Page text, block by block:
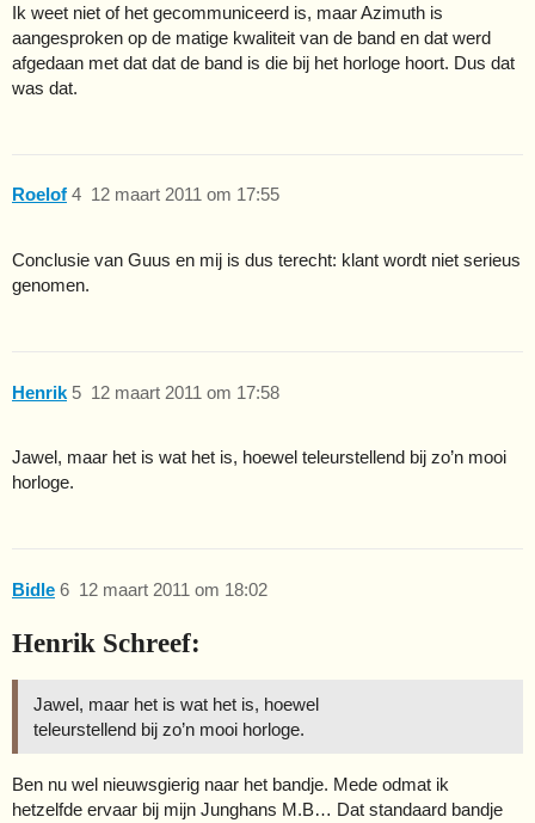
Ik weet niet of het gecommuniceerd is, maar Azimuth is
aangesproken op de matige kwaliteit van de band en dat werd
afgedaan met dat dat de band is die bij het horloge hoort. Dus dat
was dat.
Roelof 12 maart 2011 om 17:55
4
Conclusie van Guus en mij is dus terecht: klant wordt niet serieus
genomen.
Henrik 12 maart 2011 om 17:58
5
Jawel, maar het is wat het is, hoewel teleurstellend bij zo’n mooi
horloge.
Bidle 12 maart 2011 om 18:02
6
Henrik Schreef:
Jawel, maar het is wat het is, hoewel
teleurstellend bij zo’n mooi horloge.
Ben nu wel nieuwsgierig naar het bandje. Mede odmat ik
hetzelfde ervaar bij mijn Junghans M.B… Dat standaard bandje